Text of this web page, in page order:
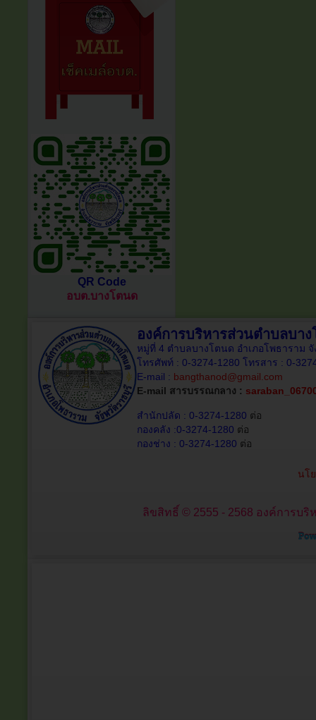
QR Code
อบต.บางโตนด
องค์การบริหารส่วนตำบลบา
หมู่ที่ 4 ตำบลบางโตนด อำเภอโพธาราม
โทรศัพท์ : 0-3274-1280 โทรสาร : 0-
E-mail : bangthanod@gmail.com
E-mail สารบรรณกลาง :
สำนักปลัด : 0-3274-1280 ต่อ
กองคลัง :0-3274-1280 ต่อ
กองช่าง : 0-3274-1280 ต่อ
นโ
ลิขสิทธิ์ © 2555 - 2568 องค์การบ